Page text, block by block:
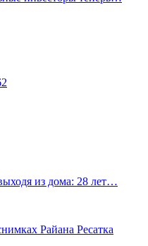
из дома: 28 лет…
Райана Ресатка